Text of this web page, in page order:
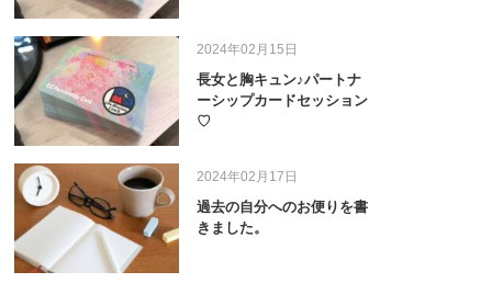
2024年02月15日
長女と胸キュン♪パートナ
ーシップカードセッション
♡
2024年02月17日
過去の自分へのお便りを書
きました。